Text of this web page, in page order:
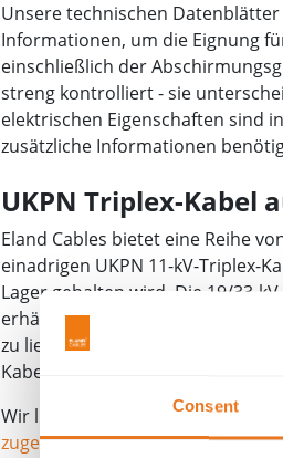
Consent
Unsere technischen
Informationen, um die Eignung
einschließlich der
streng kontrolliert - sie
elektrischen Eigenschaften sind
zusätzliche Informationen
UKPN Triplex-Kabel
Eland Cables bietet eine Reihe
einadrigen UKPN 11-kV-Triplex-
Lager gehalten wird. Die 19/33-
erhältlich. Diese sofortige
zu liefern, bedeutet, dass die
Kabel zuzugreifen.
Wir liefern auch
zugelassenen Kabelsind Teil des